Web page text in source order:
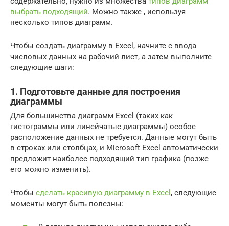
выбрать подходящий. Можно также , используя
несколько типов диаграмм.
Чтобы создать диаграмму в Excel, начните с ввода
числовых данных на рабочий лист, а затем выполните
следующие шаги:
1. Подготовьте данные для построения
диаграммы
Для большинства диаграмм Excel (таких как
гистограммы или линейчатые диаграммы) особое
расположение данных не требуется. Данные могут быть
в строках или столбцах, и Microsoft Excel автоматически
предложит наиболее подходящий тип графика (позже
его можно изменить).
Чтобы сделать красивую диаграмму в Excel , следующие
моменты могут быть полезны: